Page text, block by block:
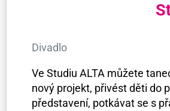
Divadlo
Ve Studiu ALTA můžete
nový projekt, přivést děti do
představení, potkávat se s